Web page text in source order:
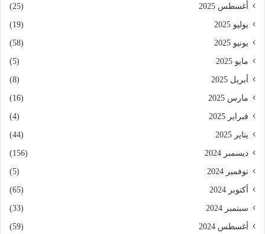
أغسطس 2025 (25)
يوليو 2025 (19)
يونيو 2025 (58)
مايو 2025 (5)
أبريل 2025 (8)
مارس 2025 (16)
فبراير 2025 (4)
يناير 2025 (44)
ديسمبر 2024 (156)
نوفمبر 2024 (5)
أكتوبر 2024 (65)
سبتمبر 2024 (33)
أغسطس 2024 (59)